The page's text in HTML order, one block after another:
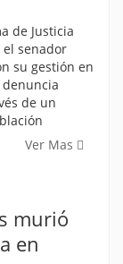
de Justicia
senador
su gestión en
de un
Ver Mas
murió
en